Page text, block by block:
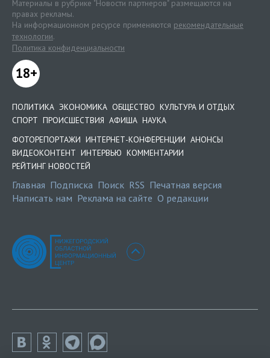
Материалы в рубрике "Новости партнеров" размещаются на
правах рекламы.
На информационном ресурсе применяются рекомендательные
технологии.
Политика конфиденциальности
18+
ПОЛИТИКА ЭКОНОМИКА ОБЩЕСТВО КУЛЬТУРА И ОТДЫХ
СПОРТ ПРОИСШЕСТВИЯ АФИША НАУКА
ФОТОРЕПОРТАЖИ ИНТЕРНЕТ-КОНФЕРЕНЦИИ АНОНСЫ
ВИДЕОКОНТЕНТ ИНТЕРВЬЮ КОММЕНТАРИИ
РЕЙТИНГ НОВОСТЕЙ
Главная Подписка Поиск RSS Печатная версия
Написать нам Реклама на сайте О редакции